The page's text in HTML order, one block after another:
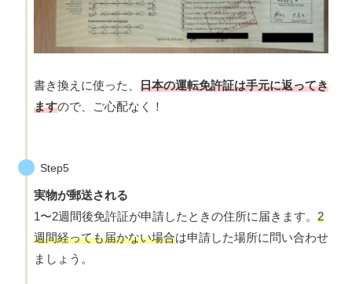
書き換えに使った、 日本の運転免許証は手元に返ってき
ますので、ご心配なく！
Step5
実物が郵送される
1〜2週間後免許証が申請したときの住所に届きます。 2
週間経っても届かない場合は申請した場所に問い合わせ
ましょう。